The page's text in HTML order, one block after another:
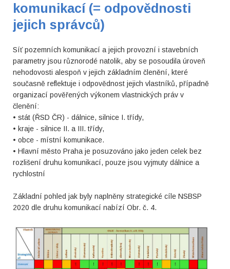
komunikací (= odpovědnosti
jejich správců)
Síť pozemních komunikací a jejich provozní i stavebních
parametry jsou různorodé natolik, aby se posoudila úroveň
nehodovosti alespoň v jejich základním členění, které
současně reflektuje i odpovědnost jejich vlastníků, případně
organizací pověřených výkonem vlastnických práv v
členění:
• stát (ŘSD ČR) - dálnice, silnice I. třídy,
• kraje - silnice II. a III. třídy,
• obce - místní komunikace.
• Hlavní město Praha je posuzováno jako jeden celek bez
rozlišení druhu komunikací, pouze jsou vyjmuty dálnice a
rychlostní
Základní pohled jak byly naplněny strategické cíle NSBSP
2020 dle druhu komunikací nabízí Obr. č. 4.